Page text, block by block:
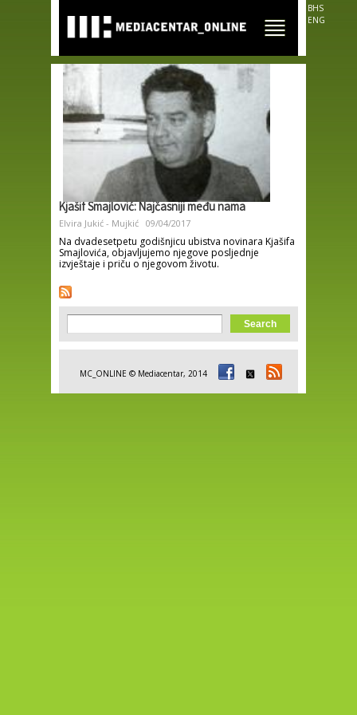
main
content
BHS
ENG
Kjašif Smajlović: Najčasniji među nama
Elvira Jukić - Mujkić 09/04/2017
Na dvadesetpetu godišnjicu ubistva novinara Kjašifa
Smajlovića, objavljujemo njegove posljednje
izvještaje i priču o njegovom životu.
Search form
Search
MC_ONLINE © Mediacentar, 2014